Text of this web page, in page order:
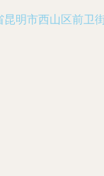
昆明市西山区前卫